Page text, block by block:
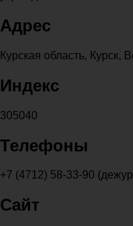
Адрес
Курская область, Курск,
Индекс
305040
Телефоны
+7 (4712) 58-33-90
Сайт